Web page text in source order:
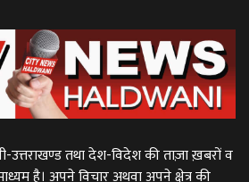
उत्तराखण्ड तथा देश-विदेश की ताज़ा ख़बरों व
है। अपने विचार अथवा अपने क्षेत्र की